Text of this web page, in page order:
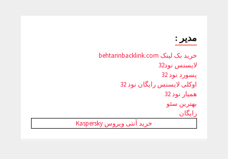
مدیر :
خرید بک لینک behtarinbacklink.com
لایسنس نود32
پسورد نود 32
اوکلی لایسنس رایگان نود 32
همیار نود 32
بهترین سئو
رایگان
خرید آنتی ویروس Kaspersky